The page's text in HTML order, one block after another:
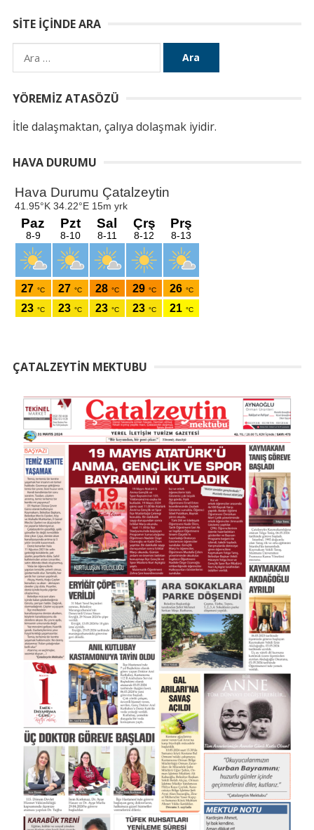
SITE İÇINDE ARA
Arama:
YÖREMIZ ATASÖZÜ
İtle dalaşmaktan, çalıya dolaşmak iyidir.
HAVA DURUMU
ÇATALZEYTIN MEKTUBU